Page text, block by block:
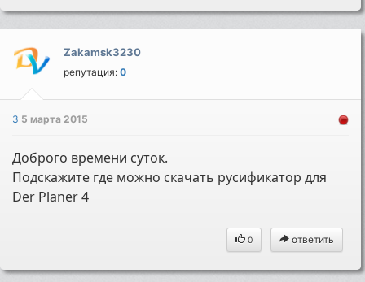
Zakamsk3230
репутация:0
3 5 марта 2015
Доброго времени суток.
Подскажите где можно скачать русификатор для
Der Planer 4
0 ответить